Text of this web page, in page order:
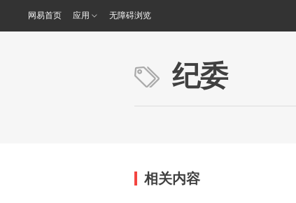
网易首页 应用 无障碍浏览
纪委
相关内容